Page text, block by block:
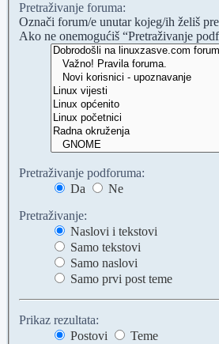
Pretraživanje foruma:
Označi forum/e unutar kojeg/ih želiš
Ako ne onemogućiš “Pretraživanje
Pretraživanje podforuma:
Da
Ne
Pretraživanje:
Naslovi i tekstovi
Samo tekstovi
Samo naslovi
Samo prvi post teme
Prikaz rezultata:
Postovi
Teme